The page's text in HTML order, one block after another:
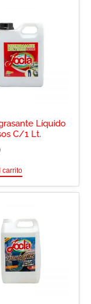
Líquido
C/1 Lt.
carrito